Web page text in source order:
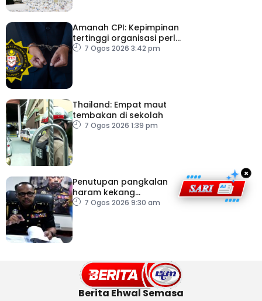
Amanah CPI: Kepimpinan
tertinggi organisasi perlu
pacu reformasi radikal
7 Ogos 2026 3:42 pm
Thailand: Empat maut
tembakan di sekolah
7 Ogos 2026 1:39 pm
Penutupan pangkalan
haram kekang
penyeludupan di
7 Ogos 2026 9:30 am
×
Berita Ehwal Semasa